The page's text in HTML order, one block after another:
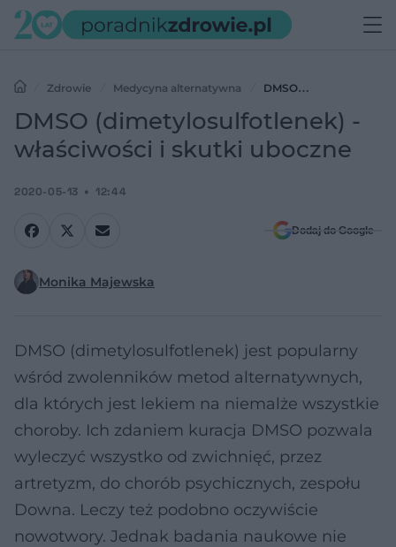
Zdrowie Medycyna alternatywna
DMSO
(dimetylosulfotlenek) - właściwości i skutki uboczne
DMSO (dimetylosulfotlenek) -
właściwości i skutki uboczne
2020-05-13 12:44
Dodaj do Google
Monika Majewska
DMSO (dimetylosulfotlenek) jest popularny
wśród zwolenników metod alternatywnych,
dla których jest lekiem na niemalże wszystkie
choroby. Ich zdaniem kuracja DMSO pozwala
wyleczyć wszystko od zwichnięć, przez
artretyzm, do chorób psychicznych, zespołu
Downa. Leczy też podobno oczywiście
nowotwory. Jednak badania naukowe nie